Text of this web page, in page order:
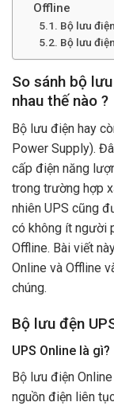
Offline
Bộ lưu
Bộ lưu
So sánh bộ
nhau thế nào ?
Bộ lưu điện hay
Power Supply).
cấp điện năng
trong trường hợp
nhiên UPS cũng
có không ít người
Offline. Bài viết
Online và Offline
chúng.
Bộ lưu đện
UPS Online là gì?
Bộ lưu điện
nguồn điện liên